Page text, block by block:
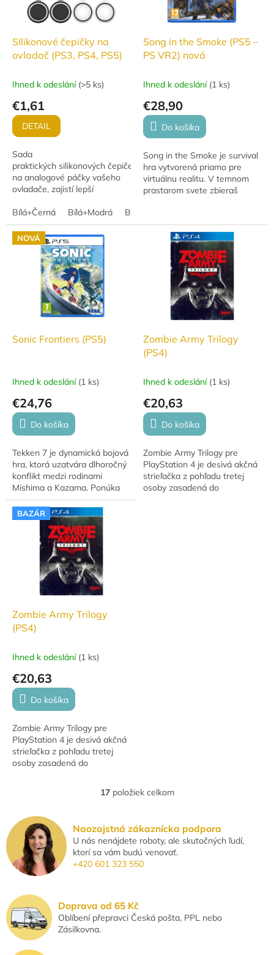
SIlikonové čepičky na
ovladač (PS3, PS4, PS5)
Ihned k odeslání (>5 ks)
€1,61
DETAIL
Sada
praktických silikonových čepiček
na analogové páčky vašeho
ovladače, zajistí lepší
před nečistotami a
opotřebením.
Bílá+Černá Bílá+Modrá Bílá+Červená
Song in the Smoke (PS5 –
PS VR2) nová
Ihned k odeslání (1 ks)
€28,90
Do košíka
Song in the Smoke je survival
hra vytvorená priamo pre
virtuálnu realitu. V temnom
prastarom svete zbieraš
snažíš sa...
NOVÁ
Sonic Frontiers (PS5)
Ihned k odeslání (1 ks)
€24,76
Do košíka
Tekken 7 je dynamická bojová
hra, ktorá uzatvára dlhoročný
konflikt medzi rodinami
Mishima a Kazama. Ponúka
rýchle súboje jeden na
jedného, ​​široký výber
bojovníkov a hlboký...
Zombie Army Trilogy
(PS4)
Ihned k odeslání (1 ks)
€20,63
Do košíka
Zombie Army Trilogy pre
PlayStation 4 je desivá akčná
strieľačka z pohľadu tretej
osoby zasadená do
BAZÁR
Zombie Army Trilogy
(PS4)
Ihned k odeslání (1 ks)
€20,63
Do košíka
Zombie Army Trilogy pre
PlayStation 4 je desivá akčná
strieľačka z pohľadu tretej
osoby zasadená do
O
á
d
a
c
p
r
v
17položiek celkom
Naozajstná zákaznícka podpora
U nás nenájdete roboty, ale skutočných ľudí,
ktorí sa vám budú venovať.
+420 601 323 550
Doprava od 65 Kč
Oblíbení přepravci Česká pošta, PPL nebo
Zásilkovna.